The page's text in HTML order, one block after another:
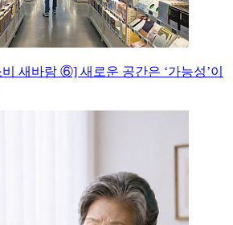
새바람 ⑥] 새로운 공간은 ‘가능성’이